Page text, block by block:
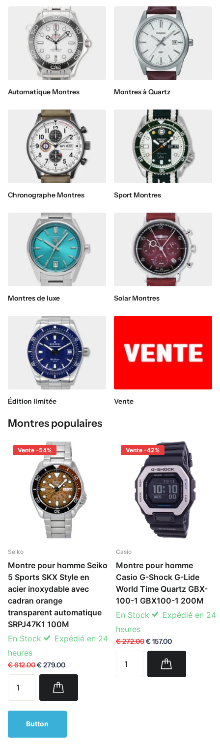
Automatique Montres Montres à Quartz
Chronographe Montres Sport Montres
Montres de luxe Solar Montres
Édition limitée Vente
Montres populaires
Vente -54%
Seiko
Montre pour homme Seiko
5 Sports SKX Style en
acier inoxydable avec
cadran orange
transparent automatique
SRPJ47K1 100M
En Stock
Expédié en 24
heures
€ 612.00€ 279.00
Vente -42%
Casio
Montre pour homme
Casio G-Shock G-Lide
World Time Quartz GBX-
100-1 GBX100-1 200M
En Stock
Expédié en 24
heures
€ 272.00€ 157.00
Button